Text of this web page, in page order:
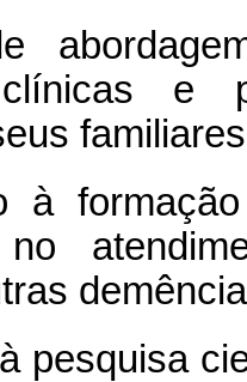
clínicas e
à
no
pesquisa